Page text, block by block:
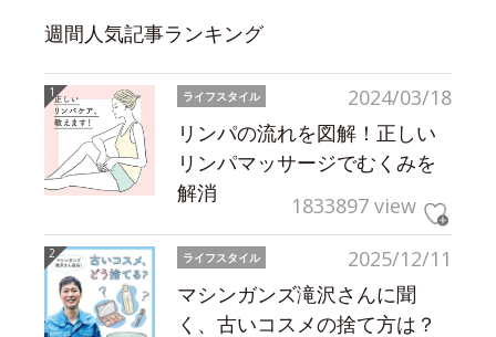
週間人気記事ランキング
2024/03/18
ライフスタイル
リンパの流れを図解！正しい
リンパマッサージでむくみを
解消
1833897 view
2025/12/11
ライフスタイル
マシンガンズ滝沢さんに聞
く、古いコスメの捨て方は？